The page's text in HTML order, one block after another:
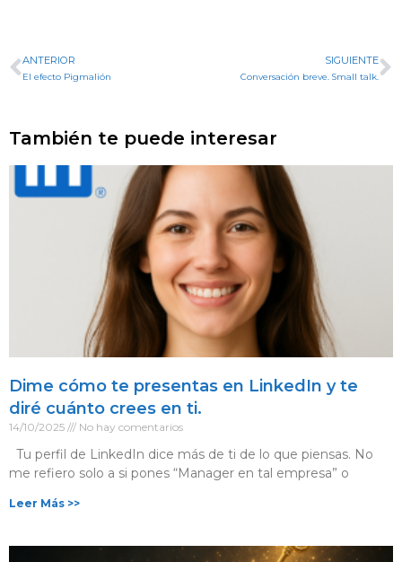
ANTERIOR
El efecto Pigmalión
SIGUIENTE
Conversación breve. Small talk.
También te puede interesar
Dime cómo te presentas en LinkedIn y te
diré cuánto crees en ti.
14/10/2025 No hay comentarios
Tu perfil de LinkedIn dice más de ti de lo que piensas. No
me refiero solo a si pones “Manager en tal empresa” o
Leer Más >>